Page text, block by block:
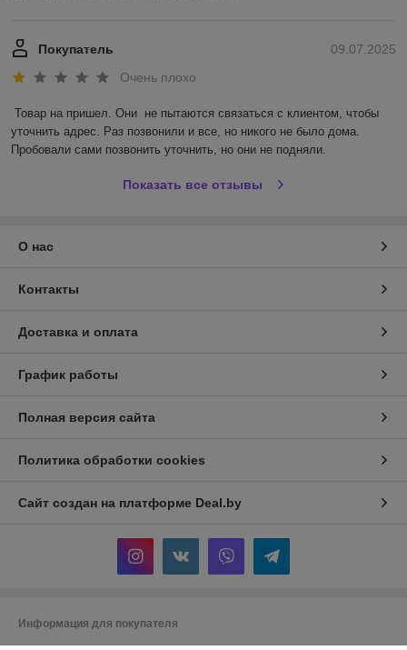
09.07.2025
Покупатель
Очень плохо
Товар на пришел. Они  не пытаются связаться с клиентом, чтобы
уточнить адрес. Раз позвонили и все, но никого не было дома.
Пробовали сами позвонить уточнить, но они не подняли.
Показать все отзывы
О нас
Контакты
Доставка и оплата
График работы
Полная версия сайта
Политика обработки cookies
Сайт создан на платформе Deal.by
Информация для покупателя